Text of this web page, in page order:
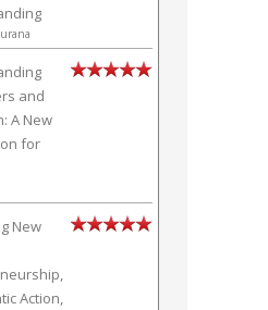
and
A New
for
New
Action,